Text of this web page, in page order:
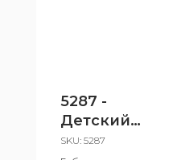
5287 -
Детский
игровой
SKU: 5287